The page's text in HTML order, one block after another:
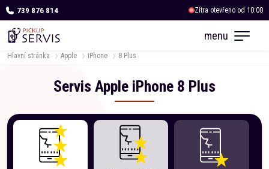
739 876 814
Zítra otevřeno od 10:00
Zítra otevřeno od 10:00
menu
Hlavní stránka Apple iPhone 8 Plus
Servis Apple iPhone 8 Plus